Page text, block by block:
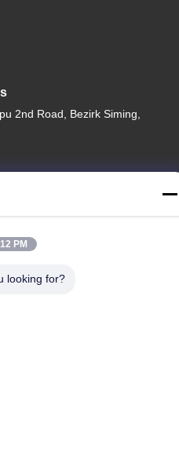
2nd Road, Bezirk Siming,
Stadt Chongwu, Quanzhou,
PM
looking for?